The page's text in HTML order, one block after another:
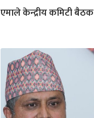
एमाले केन्द्रीय कमिटी